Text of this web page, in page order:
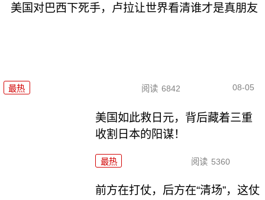
美国对巴西下死手，卢拉让世界看清谁才是真朋友
最热 阅读 6842 08-05
美国如此救日元，背后藏着三重
收割日本的阳谋！
最热 阅读 5360
前方在打仗，后方在“清场”，这仗